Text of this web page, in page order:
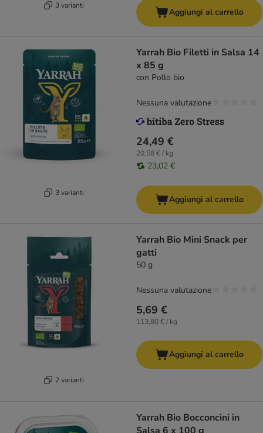
3 varianti
Aggiungi al carrello
3 varianti
Yarrah Bio Filetti in Salsa 14
x 85 g
con Pollo bio
24,49 €
20,58 € / kg
23,02 €
Nessuna valutazione
Aggiungi al carrello
2 varianti
Yarrah Bio Mini Snack per
gatti
50 g
5,69 €
113,80 € / kg
Nessuna valutazione
Aggiungi al carrello
Yarrah Bio Bocconcini in